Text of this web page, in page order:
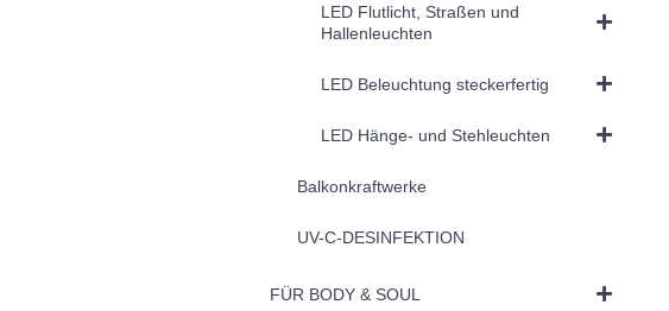
LED Flutlicht, Straßen und
Hallenleuchten
LED Beleuchtung steckerfertig
LED Hänge- und Stehleuchten
Balkonkraftwerke
UV-C-DESINFEKTION
FÜR BODY & SOUL